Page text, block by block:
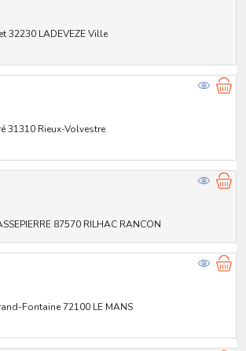
32230 LADEVEZE Ville
31310 Rieux-Volvestre
87570 RILHAC RANCON
Fontaine 72100 LE MANS